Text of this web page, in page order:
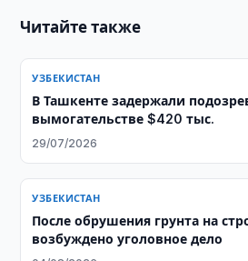
Читайте также
УЗБЕКИСТАН
В Ташкенте задержали
вымогательстве $420 тыс.
29/07/2026
УЗБЕКИСТАН
После обрушения грунта на
возбуждено уголовное дело